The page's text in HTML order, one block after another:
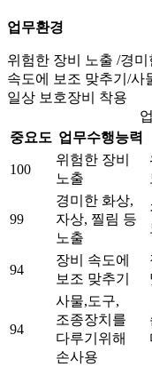
업무환경
위험한 장비 노출 /경미
속도에 보조 맞추기/사
일상 보호장비 착용
중요도 업무수행능력
100
위험한 장비
노출
99
경미한 화상,
자상, 찔림 등
노출
94
장비 속도에
보조 맞추기
94
사물,도구,
조종장치를
다루기위해
손사용